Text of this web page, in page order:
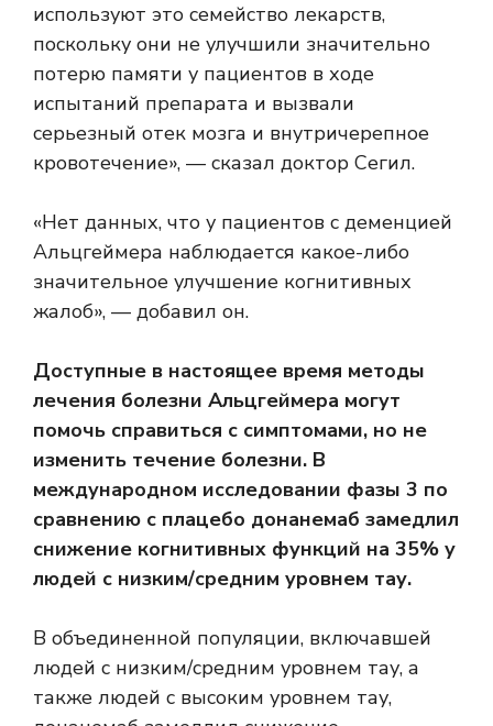
используют это семейство лекарств,
поскольку они не улучшили значительно
потерю памяти у пациентов в ходе
испытаний препарата и вызвали
серьезный отек мозга и внутричерепное
кровотечение», — сказал доктор Сегил.
«Нет данных, что у пациентов с деменцией
Альцгеймера наблюдается какое-либо
значительное улучшение когнитивных
жалоб», — добавил он.
Доступные в настоящее время методы
лечения болезни Альцгеймера могут
помочь справиться с симптомами, но не
изменить течение болезни. В
международном исследовании фазы 3 по
сравнению с плацебо донанемаб замедлил
снижение когнитивных функций на 35% у
людей с низким/средним уровнем тау.
В объединенной популяции, включавшей
людей с низким/средним уровнем тау, а
также людей с высоким уровнем тау,